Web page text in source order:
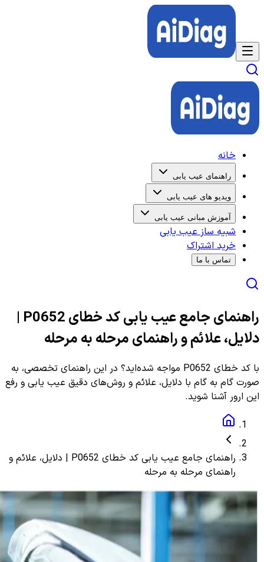
خانه
راهنمای عیب یابی
ویدیو های عیب یابی
آموزش مبانی عیب یابی
شبیه ساز عیب یابی
خرید اشتراک
تماس با ما
راهنمای جامع عیب یابی کد خطای P0652 |
دلایل، علائم و راهنمای مرحله به مرحله
با کد خطای P0652 مواجه شده‌اید؟ در این راهنمای تخصصی، به
صورت گام به گام با دلایل، علائم و روش‌های دقیق عیب یابی و رفع
این ارور آشنا شوید.
راهنمای جامع عیب یابی کد خطای P0652 | دلایل، علائم و
راهنمای مرحله به مرحله